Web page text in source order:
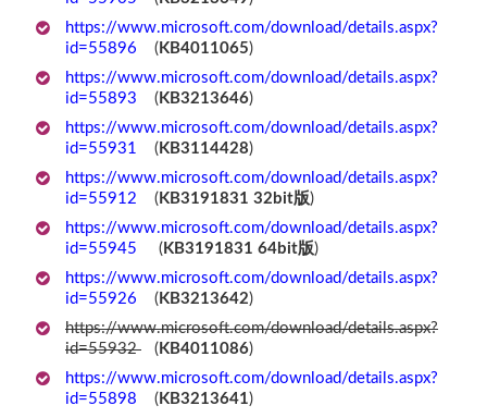
https://www.microsoft.com/download/details.aspx?
id=55896 ( KB4011065)
https://www.microsoft.com/download/details.aspx?
id=55893 ( KB3213646)
https://www.microsoft.com/download/details.aspx?
id=55931
( KB3114428)
https://www.microsoft.com/download/details.aspx?
id=55912 ( KB3191831 32bit版)
https://www.microsoft.com/download/details.aspx?
id=55945 ( KB3191831 64bit版)
https://www.microsoft.com/download/details.aspx?
id=55926 ( KB3213642)
https://www.microsoft.com/download/details.aspx?
id=55932 ( KB4011086)
https://www.microsoft.com/download/details.aspx?
id=55898 ( KB3213641)